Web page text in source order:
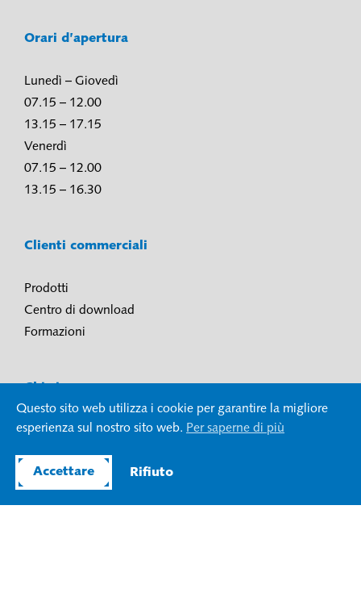
Questo sito web utilizza i cookie per garantire la migliore
esperienza sul nostro sito web. Per saperne di più
Accettare Rifiuto
Orari d’apertura
Lunedì – Giovedì
07.15 – 12.00
13.15 – 17.15
Venerdì
07.15 – 12.00
13.15 – 16.30
Clienti commerciali
Prodotti
Centro di download
Formazioni
Azienda
Blog
Fiere